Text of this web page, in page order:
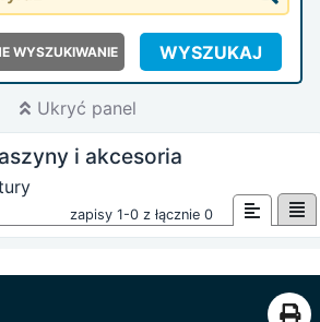
WYSZUKIWANIE WYSZUKAJ
Ukryć panel
i akcesoria
zapisy 1-0 z łącznie 0